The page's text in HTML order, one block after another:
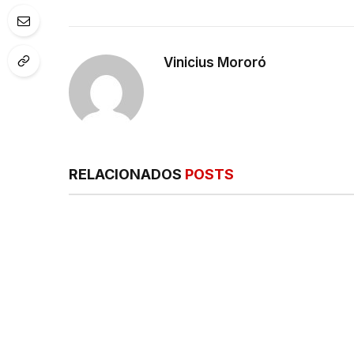
Vinicius Mororó
RELACIONADOS POSTS